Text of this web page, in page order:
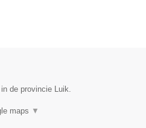
de provincie Luik.
maps ▼